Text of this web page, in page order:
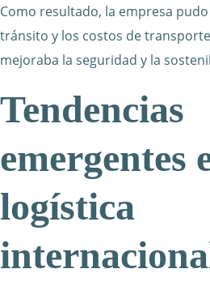
Como resultado, la empresa
tránsito y los costos de
mejoraba la seguridad y la
Tendencias
emergentes
logística